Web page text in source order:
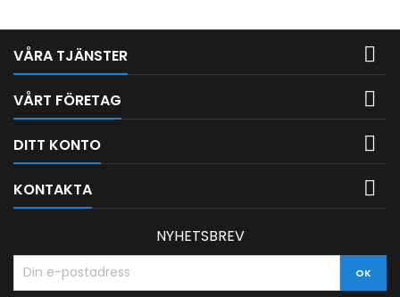
VÅRA TJÄNSTER 
VÅRT FÖRETAG 
DITT KONTO 
KONTAKTA 
NYHETSBREV